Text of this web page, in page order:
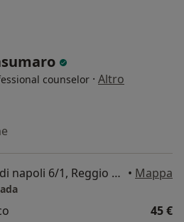
counselor · Altro
le quattro giornate di napoli 6/1, Reggio Emilia • Mappa
45 €